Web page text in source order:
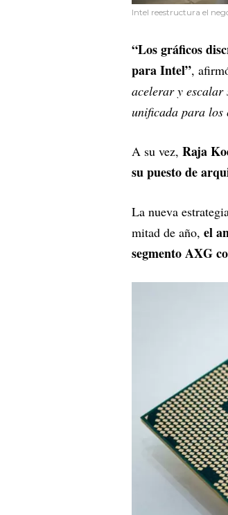
Intel reestructura el
“Los gráficos
para Intel”,
acelerar y escalar
unificada para los
A su vez, Raja
su puesto de
La nueva
mitad de año, el
segmento AXG